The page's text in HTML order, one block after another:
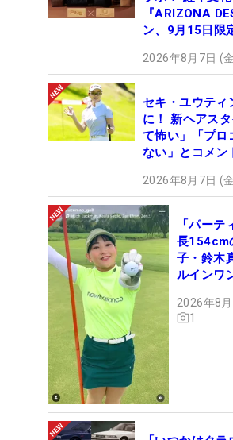
『ARIZONA
ン、9月15日限
2026年8月7日 (
セキ・ユウティ
に！ 新ヘアス
て怖い」「プロ
ない」とコメン
2026年8月7日 (
「パー
長154cm
子・鈴木
ルインワ
2026年8
1